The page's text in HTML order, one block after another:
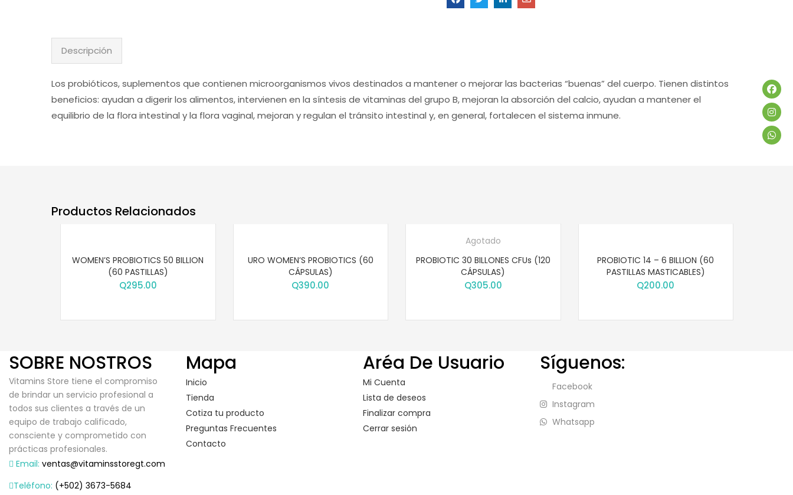
Descripción
Los probióticos, suplementos que contienen microorganismos vivos destinados a mantener o mejorar las bacterias “buenas” del cuerpo. Tienen distintos
beneficios: ayudan a digerir los alimentos, intervienen en la síntesis de vitaminas del grupo B, mejoran la absorción del calcio, ayudan a mantener el
equilibrio de la flora intestinal y la flora vaginal, mejoran y regulan el tránsito intestinal y, en general, fortalecen el sistema inmune.
Productos Relacionados
WOMEN’S PROBIOTICS 50 BILLION
(60 PASTILLAS)
Q295.00
URO WOMEN’S PROBIOTICS (60
CÁPSULAS)
Q390.00
Agotado
PROBIOTIC 30 BILLONES CFUs (120
CÁPSULAS)
Q305.00
PROBIOTIC 14 – 6 BILLION (60
PASTILLAS MASTICABLES)
Q200.00
SOBRE NOSTROS
Vitamins Store tiene el compromiso
de brindar un servicio profesional a
todos sus clientes a través de un
equipo de trabajo calificado,
consciente y comprometido con
prácticas profesionales.
Email: ventas@vitaminsstoregt.com
Teléfono: (+502) 3673-5684
Mapa
Inicio
Tienda
Cotiza tu producto
Preguntas Frecuentes
Contacto
Aréa De Usuario
Mi Cuenta
Lista de deseos
Finalizar compra
Cerrar sesión
Síguenos:
Facebook
Instagram
Whatsapp